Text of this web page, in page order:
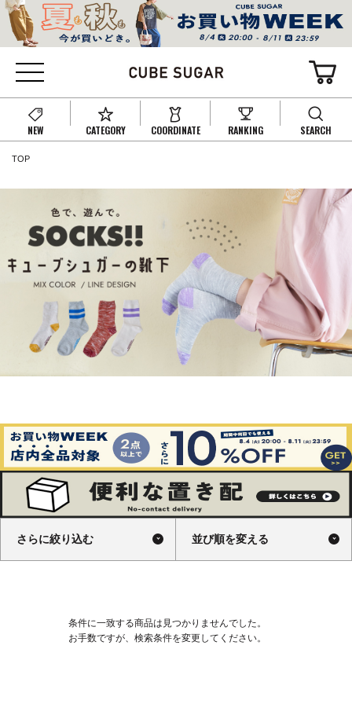
NEW CATEGORY COORDINATE RANKING SEARCH
TOP
さらに絞り込む 並び順を変える
条件に一致する商品は見つかりませんでした。
お手数ですが、検索条件を変更してください。